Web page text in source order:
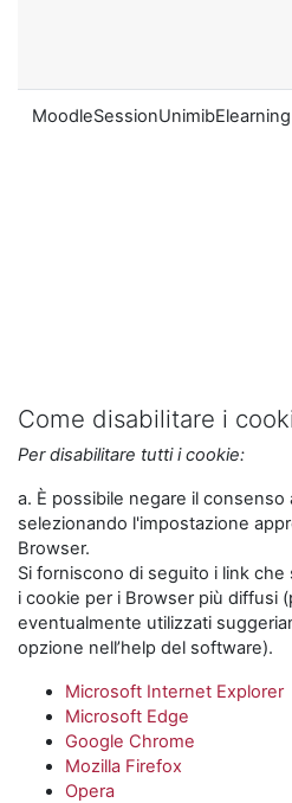
MoodleSessionUnimibElearning
Come disabilitare i
Per disabilitare tutti i cookie:
a. È possibile negare il consenso
selezionando l'impostazione
Browser.
Si forniscono di seguito i link
i cookie per i Browser più diffusi
eventualmente utilizzati
opzione nell’help del software).
Microsoft Internet Explorer
Microsoft Edge
Google Chrome
Mozilla Firefox
Opera